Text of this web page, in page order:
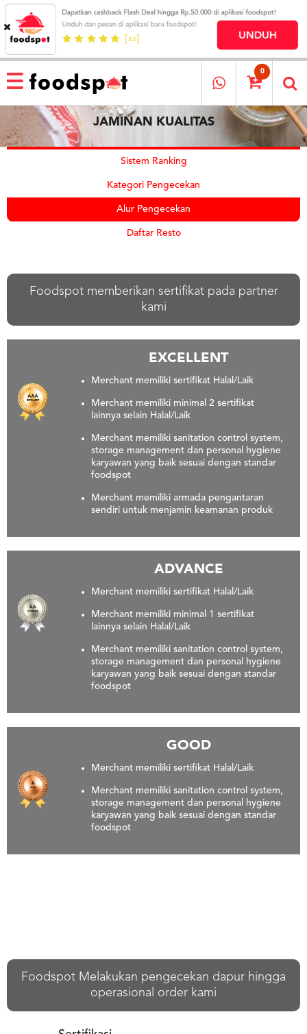
HOME
MENU
RESTAURANT
CARA
PESAN
MEREKA
KATALOG
FAQ
CONDITIONS
0
JAMINAN KUALITAS
Sistem Ranking
Kategori Pengecekan
Alur Pengecekan
Daftar Resto
Foodspot memberikan sertifikat pada partner
kami
EXCELLENT
Merchant memiliki sertifikat Halal/Laik
Merchant memiliki minimal 2 sertifikat
lainnya selain Halal/Laik
Merchant memiliki sanitation control system,
storage management dan personal hygiene
karyawan yang baik sesuai dengan standar
foodspot
Merchant memiliki armada pengantaran
sendiri untuk menjamin keamanan produk
ADVANCE
Merchant memiliki sertifikat Halal/Laik
Merchant memiliki minimal 1 sertifikat
lainnya selain Halal/Laik
Merchant memiliki sanitation control system,
storage management dan personal hygiene
karyawan yang baik sesuai dengan standar
foodspot
GOOD
Merchant memiliki sertifikat Halal/Laik
Merchant memiliki sanitation control system,
storage management dan personal hygiene
karyawan yang baik sesuai dengan standar
foodspot
Foodspot Melakukan pengecekan dapur hingga
operasional order kami